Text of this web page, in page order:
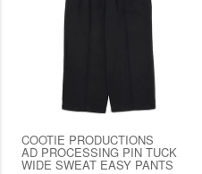
COOTIE PRODUCTIONS
AD PROCESSING PIN TUCK
WIDE SWEAT EASY PANTS